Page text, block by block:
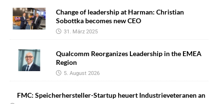
Change of leadership at Harman: Christian
Sobottka becomes new CEO
31. März 2025
Qualcomm Reorganizes Leadership in the EMEA
Region
5. August 2026
FMC: Speicherhersteller-Startup heuert Industrieveteranen an